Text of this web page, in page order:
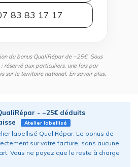
83 83 17 17
du bonus QualiRépar de −25€. Sous
réservé aux particuliers, une fois par
sur le territoire national. En savoir plus.
- −25€ déduits
Atelier labellisé
labellisé QualiRépar. Le bonus de
sur votre facture, sans aucune
Vous ne payez que le reste à charge